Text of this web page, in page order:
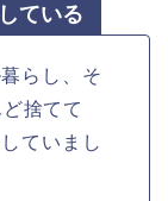
ている
らし、そ
捨てて
ていまし